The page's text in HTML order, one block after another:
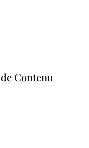
Contenu